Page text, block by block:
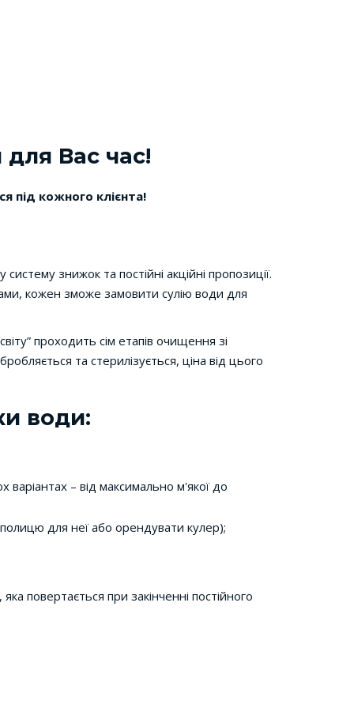
Вас час!
під кожного клієнта!
знижок та постійні акційні пропозиції.
кожен зможе замовити сулію води для
проходить сім етапів очищення зі
та стерилізується, ціна від цього
води:
– від максимально м'якої до
полицю для неї або орендувати кулер);
повертається при закінченні постійного